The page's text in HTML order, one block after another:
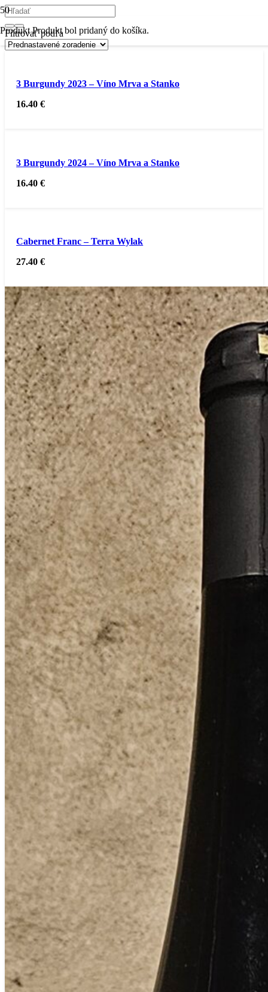
ProduktProduktbol pridaný do košíka.
Filtrovať podľa
3 Burgundy 2023 – Víno Mrva a Stanko
16.40€
3 Burgundy 2024 – Víno Mrva a Stanko
16.40€
Cabernet Franc – Terra Wylak
27.40€